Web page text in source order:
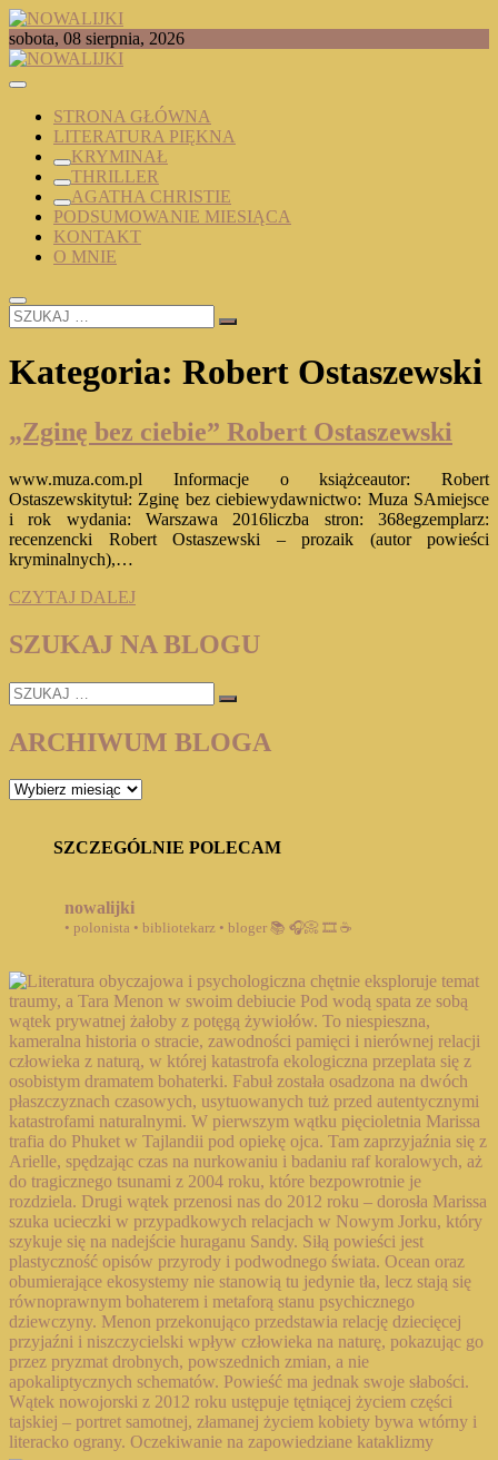
Skip
to
content
NOWALIJKI
TOMASZ RADOCHOŃSKI PISZE O KSIĄŻKACH
sobota, 08 sierpnia, 2026
STRONA GŁÓWNA
LITERATURA PIĘKNA
KRYMINAŁ
THRILLER
AGATHA CHRISTIE
PODSUMOWANIE MIESIĄCA
KONTAKT
O MNIE
SZUKAJ
…
Kategoria: Robert Ostaszewski
„Zginę bez ciebie” Robert Ostaszewski
www.muza.com.pl Informacje o książceautor: Robert
Ostaszewskitytuł: Zginę bez ciebiewydawnictwo: Muza SAmiejsce
i rok wydania: Warszawa 2016liczba stron: 368egzemplarz:
recenzencki Robert Ostaszewski – prozaik (autor powieści
kryminalnych),…
CZYTAJ DALEJ„Zginę
ciebie”
Robert
SZUKAJ NA BLOGU
SZUKAJ
…
ARCHIWUM BLOGA
ARCHIWUM
SZCZEGÓLNIE POLECAM
nowalijki
• polonista • bibliotekarz • bloger 📚 🎧📀 🎞️ ☕️